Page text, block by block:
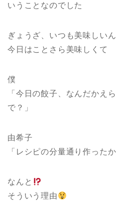
いうことなのでした
ぎょうざ、いつも美味しい
今日はことさら美味しくて
僕
「今日の餃子、なんだか
で？」
由希子
「レシピの分量通り作ったか
なんと
そういう理由